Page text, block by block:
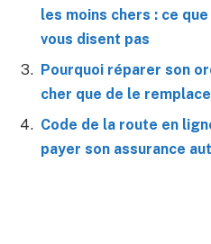
les moins chers : ce
vous disent pas
Pourquoi réparer son
cher que de le
Code de la route en
payer son assurance